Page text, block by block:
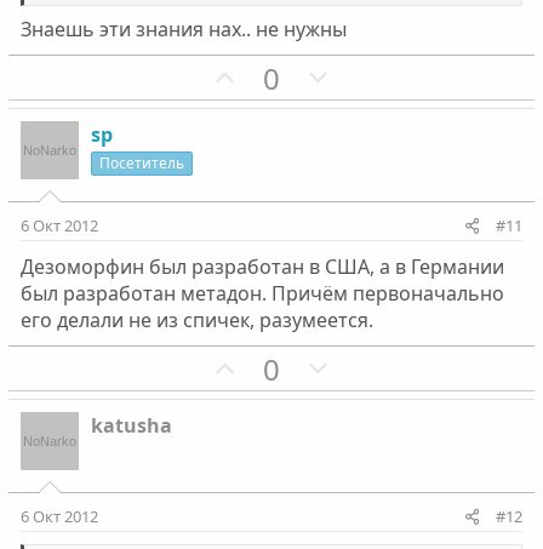
о
с
о
с
Знаешь эти знания нах.. не нужны
П
о
т
в
н
ы
й
о
с
0
е
т
в
н
ы
й
о
с
sp
Посетитель
6 Окт 2012 #11
Дезоморфин был разработан в США, а в Германии
был разработан метадон. Причём первоначально
его делали не из спичек, разумеется.
П
о
т
0
е
т
katusha
6 Окт 2012 #12